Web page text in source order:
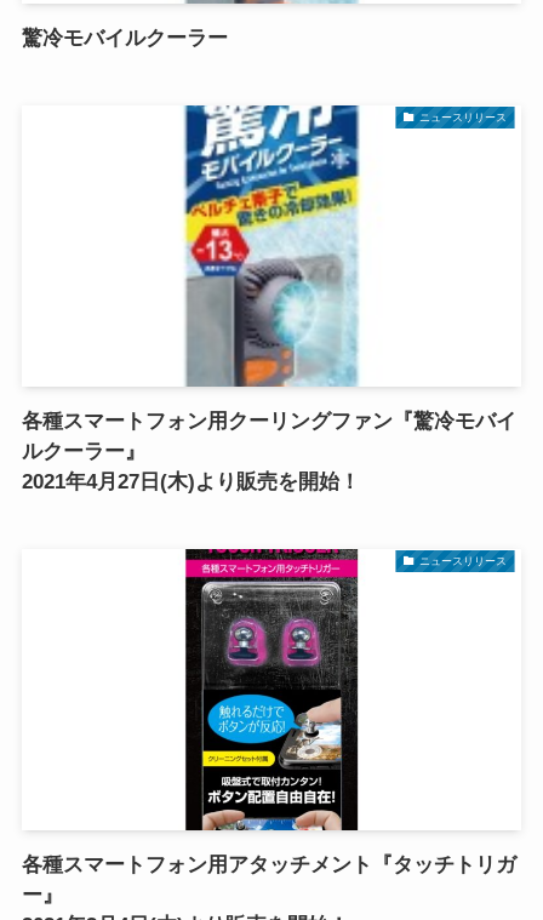
驚冷モバイルクーラー
ニュースリリース
各種スマートフォン用クーリングファン『驚冷モバイ
ルクーラー』
2021年4月27日(木)より販売を開始！
ニュースリリース
各種スマートフォン用アタッチメント『タッチトリガ
ー』